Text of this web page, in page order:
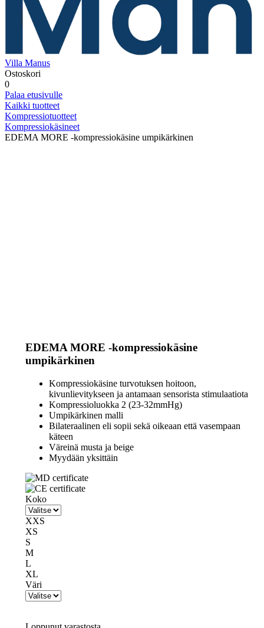
Villa Manus
Ostoskori
0
Palaa etusivulle
Kaikki tuotteet
Kompressiotuotteet
Kompressiokäsineet
EDEMA MORE -kompressiokäsine umpikärkinen
EDEMA MORE -kompressiokäsine
umpikärkinen
Kompressiokäsine turvotuksen hoitoon,
kivunlievitykseen ja antamaan sensorista stimulaatiota
Kompressioluokka 2 (23-32mmHg)
Umpikärkinen malli
Bilateraalinen eli sopii sekä oikeaan että vasempaan
käteen
Väreinä musta ja beige
Myydään yksittäin
Koko
XXS
XS
S
M
L
XL
Väri